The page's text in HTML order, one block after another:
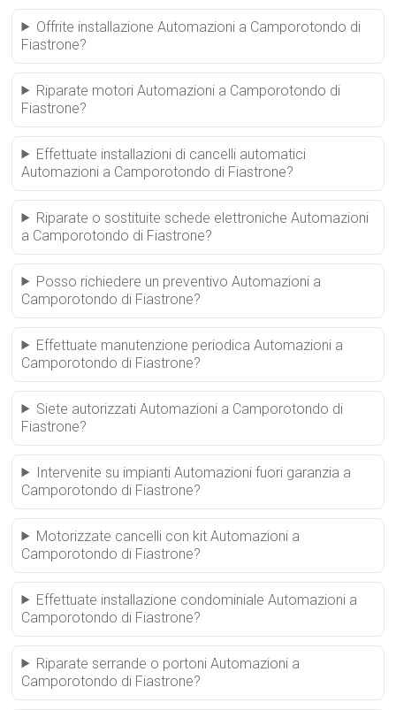
Offrite installazione Automazioni a Camporotondo di
Fiastrone?
Riparate motori Automazioni a Camporotondo di
Fiastrone?
Effettuate installazioni di cancelli automatici
Automazioni a Camporotondo di Fiastrone?
Riparate o sostituite schede elettroniche Automazioni
a Camporotondo di Fiastrone?
Posso richiedere un preventivo Automazioni a
Camporotondo di Fiastrone?
Effettuate manutenzione periodica Automazioni a
Camporotondo di Fiastrone?
Siete autorizzati Automazioni a Camporotondo di
Fiastrone?
Intervenite su impianti Automazioni fuori garanzia a
Camporotondo di Fiastrone?
Motorizzate cancelli con kit Automazioni a
Camporotondo di Fiastrone?
Effettuate installazione condominiale Automazioni a
Camporotondo di Fiastrone?
Riparate serrande o portoni Automazioni a
Camporotondo di Fiastrone?